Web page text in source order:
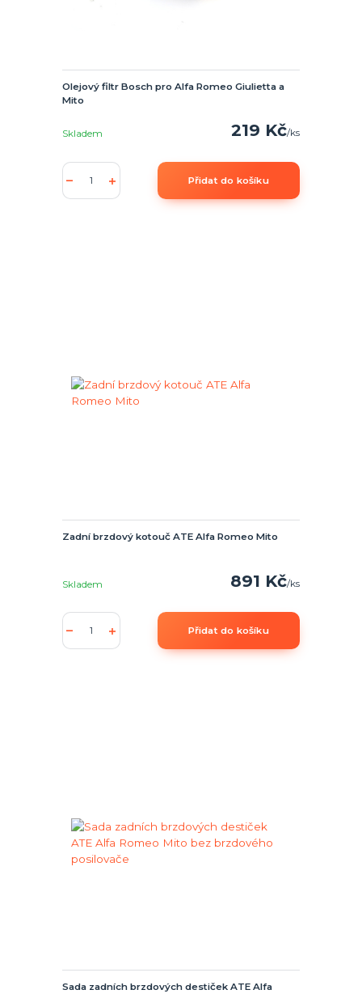
Olejový filtr Bosch pro Alfa Romeo Giulietta a
Mito
219 Kč/ks
Skladem
Přidat do košíku
Zadní brzdový kotouč ATE Alfa Romeo Mito
891 Kč/ks
Skladem
Přidat do košíku
Sada zadních brzdových destiček ATE Alfa